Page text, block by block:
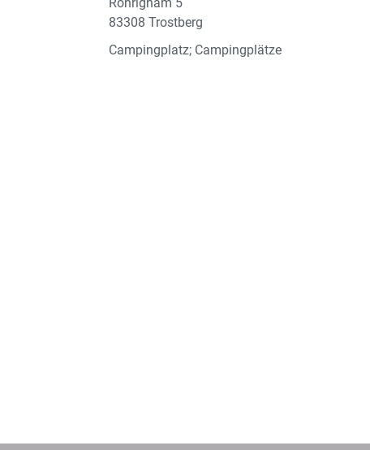
83308 Trostberg
Campingplatz; Campingplätze